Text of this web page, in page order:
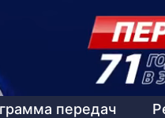
передач